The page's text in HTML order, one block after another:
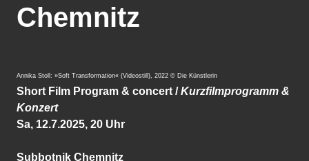
Chemnitz
Annika Stoll: »Soft Transformation« (Videostill), 2022 © Die Künstlerin
Short Film Program & concert /Kurzfilmprogramm &
Konzert
Sa, 12.7.2025, 20 Uhr
Subbotnik Chemnitz